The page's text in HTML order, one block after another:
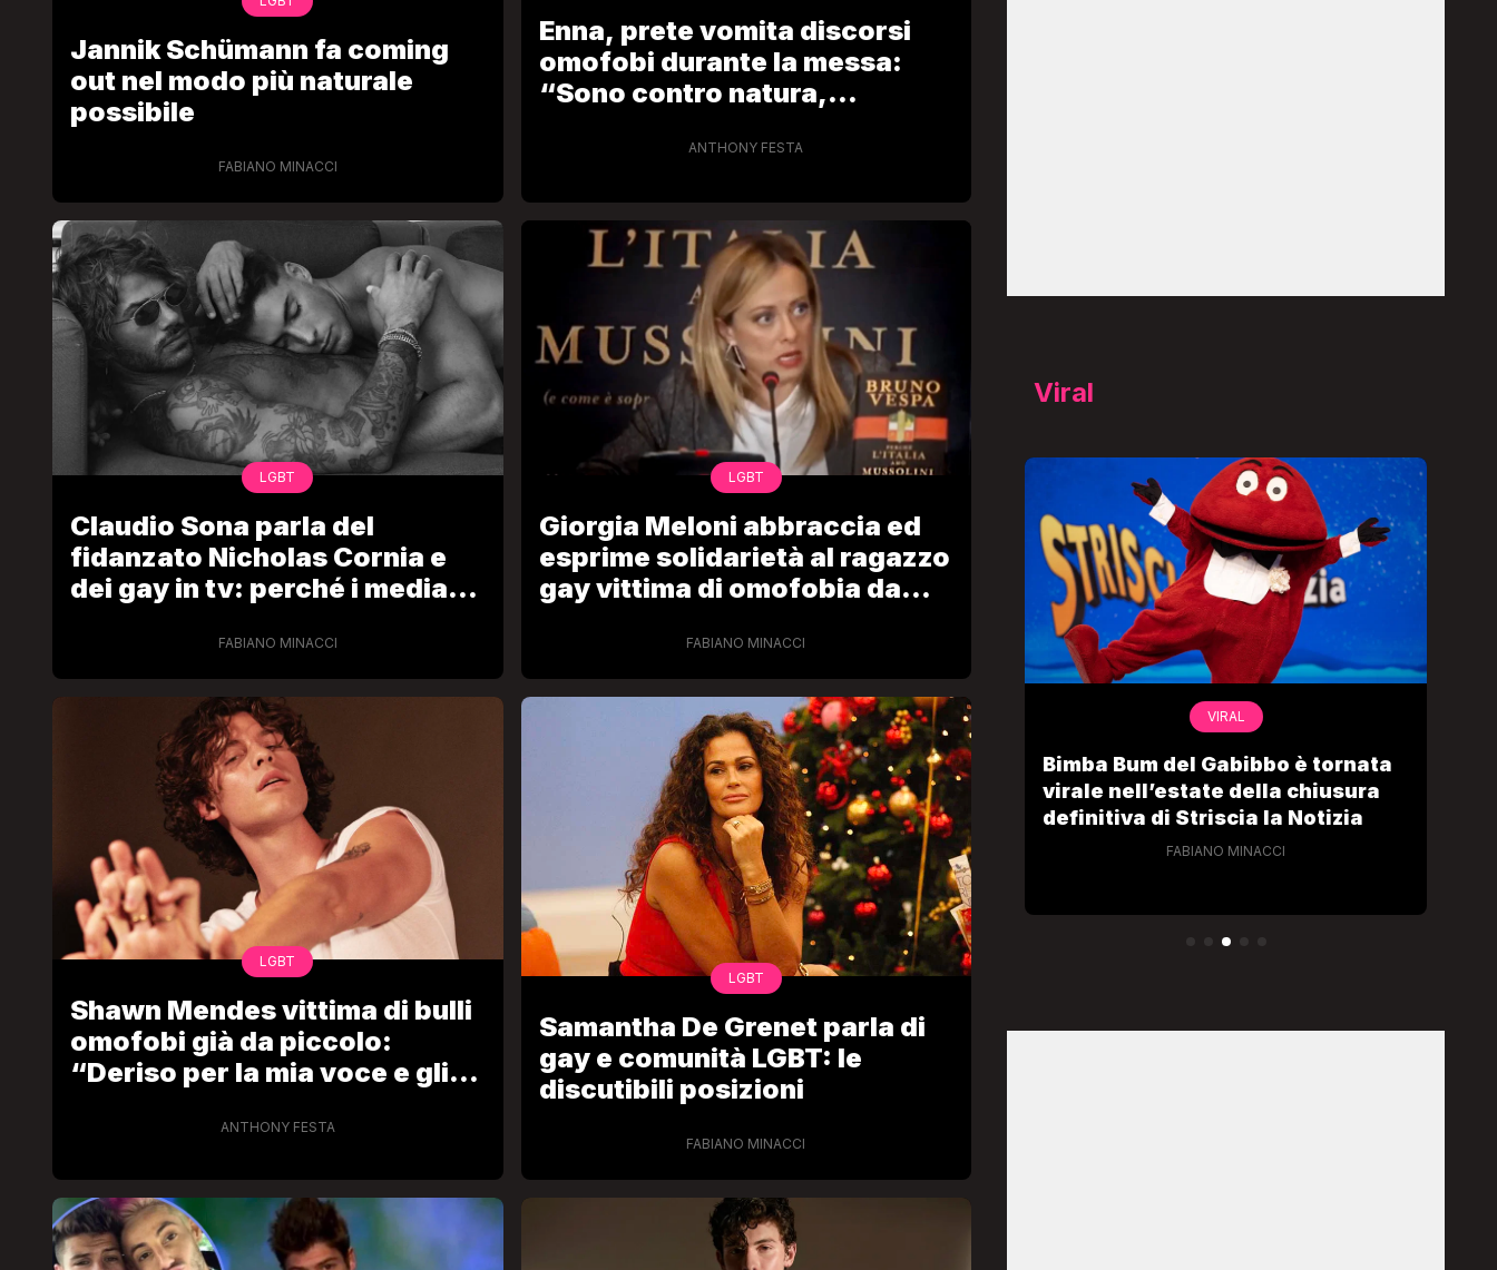
Jannik Schümann fa coming
out nel modo più naturale
possibile
FABIANO MINACCI
Enna, prete vomita discorsi
omofobi durante la messa:
“Sono contro natura,
ANTHONY FESTA
LGBT
Claudio Sona parla del
fidanzato Nicholas Cornia e
dei gay in tv: perché i media
non eccessiveFABIANO MINACCI
LGBT
Giorgia Meloni abbraccia ed
esprime solidarietà al ragazzo
gay vittima di omofobia da
FABIANO MINACCI
LGBT
Shawn Mendes vittima di bulli
omofobi già da piccolo:
“Deriso per la mia voce e gli
ANTHONY FESTA
LGBT
Samantha De Grenet parla di
gay e comunità LGBT: le
discutibili posizioni
FABIANO MINACCI
Viral
Bambola Star, la festa di
compleanno con tutte le grandi
dive compie 15 anni: il video
completo
FABIANO MINACCI
VIRAL
Camilla Milanesi lascia tutto:
“Addio cike mie, siete state una
grande famiglia per me”
FABIANO MINACCI
VIRAL
Bimba Bum del Gabibbo è tornata
virale nell’estate della chiusura
definitiva di Striscia la Notizia
FABIANO MINACCI